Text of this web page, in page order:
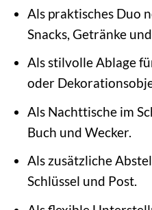
Als praktisches Duo
Snacks, Getränke
Als stilvolle Ablage
oder
Als Nachttische im
Buch und Wecker.
Als zusätzliche
Schlüssel und Post.